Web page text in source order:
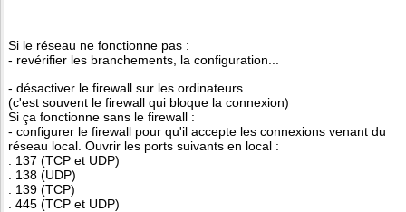
Si le réseau ne fonctionne pas :
- revérifier les branchements, la configuration...
- désactiver le firewall sur les ordinateurs.
(c'est souvent le firewall qui bloque la connexion)
Si ça fonctionne sans le firewall :
- configurer le firewall pour qu'il accepte les connexions venant du
réseau local. Ouvrir les ports suivants en local :
. 137 (TCP et UDP)
. 138 (UDP)
. 139 (TCP)
. 445 (TCP et UDP)